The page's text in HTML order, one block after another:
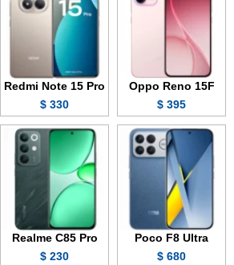
Oppo Reno 15F
395 $
Redmi Note 15 Pro
330 $
Poco F8 Ultra
680 $
Realme C85 Pro
230 $